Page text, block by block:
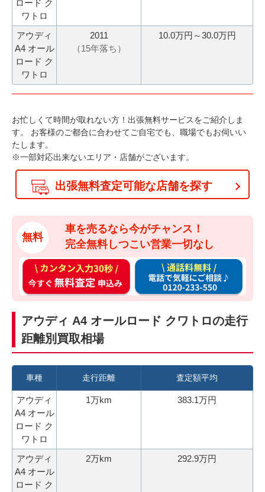
ロード ク
ワトロ
アウディ
A4 オール
ロード ク
ワトロ
2011
（15年落ち）
10.0万円～30.0万円
お忙しくて時間が取れない方！出張無料サービスをご紹介しま
す。
お客様のご都合に合わせてご自宅でも、職場でもお伺いい
たします。
※一部対応出来ないエリア・店舗がございます。
出張無料査定可能な店舗を探す
無料
車を売るなら今がチャンス！
完全無料しつこい営業一切なし
カ
ン
タ
入
力
秒
今
す
ぐ
無
料
査
通
料
料
で
ご
アウディ A4 オールロード クワトロの走行
距離別買取相場
車種 走行距離 査定額平均
アウディ
A4 オール
ロード ク
ワトロ
1万km 383.1万円
アウディ
A4 オール
ロード ク
2万km 292.9万円